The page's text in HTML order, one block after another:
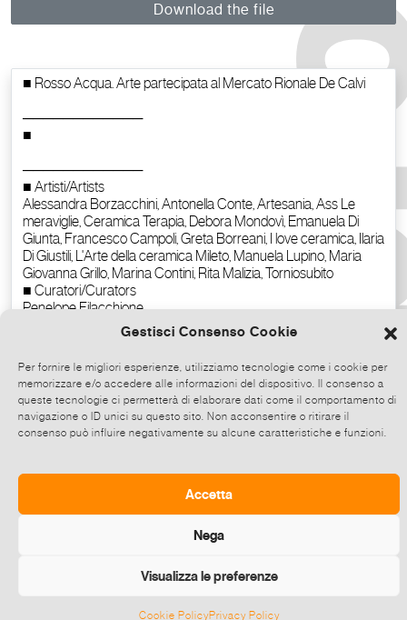
Gestisci Consenso Cookie
Per fornire le migliori esperienze, utilizziamo tecnologie come i cookie per
memorizzare e/o accedere alle informazioni del dispositivo. Il consenso a
queste tecnologie ci permetterà di elaborare dati come il comportamento di
navigazione o ID unici su questo sito. Non acconsentire o ritirare il
consenso può influire negativamente su alcune caratteristiche e funzioni.
Accetta
Nega
Visualizza le preferenze
Cookie PolicyPrivacy Policy
Download the file